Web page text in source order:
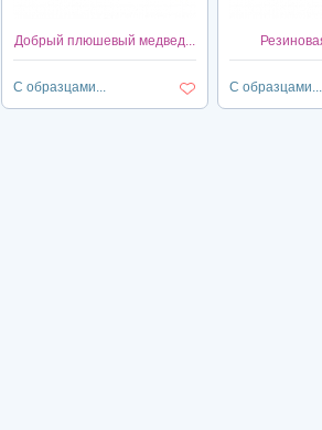
Добрый плюшевый медвед...
С образцами... С образцами...